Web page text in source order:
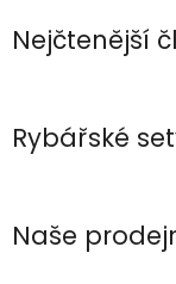
Nejčtenější
Rybářské
Naše